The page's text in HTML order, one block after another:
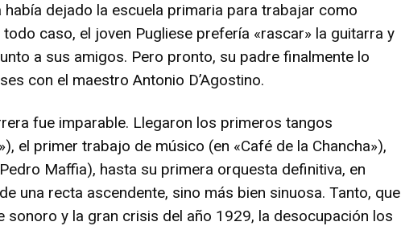
había dejado la escuela primaria para trabajar como
caso, el joven Pugliese prefería «rascar» la guitarra y
a sus amigos. Pero pronto, su padre finalmente lo
con el maestro Antonio D’Agostino.
fue imparable. Llegaron los primeros tangos
el primer trabajo de músico (en «Café de la Chancha»),
Maffia), hasta su primera orquesta definitiva, en
una recta ascendente, sino más bien sinuosa. Tanto, que
sonoro y la gran crisis del año 1929, la desocupación los